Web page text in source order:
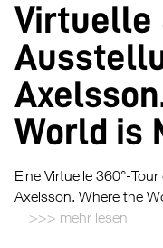
Virtuelle
World is
Eine Virtuelle 360°-
Axelsson. Where the
mehr lesen